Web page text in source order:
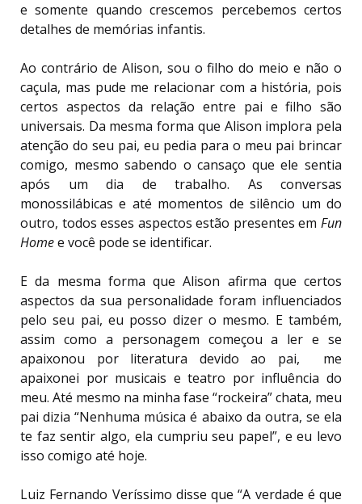
e somente quando crescemos percebemos certos
detalhes de memórias infantis.
Ao contrário de Alison, sou o filho do meio e não o
caçula, mas pude me relacionar com a história, pois
certos aspectos da relação entre pai e filho são
universais. Da mesma forma que Alison implora pela
atenção do seu pai, eu pedia para o meu pai brincar
comigo, mesmo sabendo o cansaço que ele sentia
após um dia de trabalho. As conversas
monossilábicas e até momentos de silêncio um do
outro, todos esses aspectos estão presentes em Fun
Homee você pode se identificar.
E da mesma forma que Alison afirma que certos
aspectos da sua personalidade foram influenciados
pelo seu pai, eu posso dizer o mesmo. E também,
assim como a personagem começou a ler e se
apaixonou por literatura devido ao pai, me
apaixonei por musicais e teatro por influência do
meu. Até mesmo na minha fase “rockeira” chata, meu
pai dizia “Nenhuma música é abaixo da outra, se ela
te faz sentir algo, ela cumpriu seu papel”, e eu levo
isso comigo até hoje.
Luiz Fernando Veríssimo disse que “A verdade é que